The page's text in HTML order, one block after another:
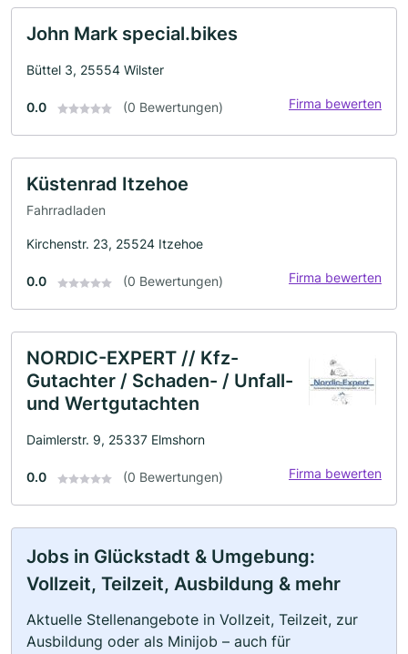
John Mark special.bikes
Büttel 3, 25554 Wilster
0.0 (0 Bewertungen) Firma bewerten
Küstenrad Itzehoe
Fahrradladen
Kirchenstr. 23, 25524 Itzehoe
0.0 (0 Bewertungen) Firma bewerten
NORDIC-EXPERT // Kfz-
Gutachter / Schaden- / Unfall-
und Wertgutachten
Daimlerstr. 9, 25337 Elmshorn
0.0 (0 Bewertungen) Firma bewerten
Jobs in Glückstadt & Umgebung:
Vollzeit, Teilzeit, Ausbildung & mehr
Aktuelle Stellenangebote in Vollzeit, Teilzeit, zur
Ausbildung oder als Minijob – auch für